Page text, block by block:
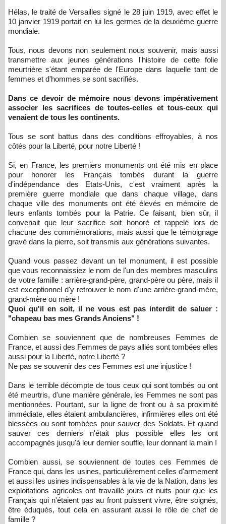
Hélas, le traité de Versailles signé le 28 juin 1919, avec effet le
10 janvier 1919 portait en lui les germes de la deuxième guerre
mondiale.
Tous, nous devons non seulement nous souvenir, mais aussi
transmettre aux jeunes générations l'histoire de cette folie
meurtrière s'étant emparée de l'Europe dans laquelle tant de
femmes et d'hommes se sont sacrifiés.
Dans ce devoir de mémoire nous devons impérativement
associer les sacrifices de toutes-celles et tous-ceux qui
venaient de tous les continents.
Tous se sont battus dans des conditions effroyables, à nos
côtés pour la Liberté, pour notre Liberté !
Si, en France, les premiers monuments ont été mis en place
pour honorer les Français tombés durant la guerre
d'indépendance des Etats-Unis, c'est vraiment après la
première guerre mondiale que dans chaque village, dans
chaque ville des monuments ont été élevés en mémoire de
leurs enfants tombés pour la Patrie. Ce faisant, bien sûr, il
convenait que leur sacrifice soit honoré et rappelé lors de
chacune des commémorations, mais aussi que le témoignage
gravé dans la pierre, soit transmis aux générations suivantes.
Quand vous passez devant un tel monument, il est possible
que vous reconnaissiez le nom de l'un des membres masculins
de votre famille : arrière-grand-père, grand-père ou père, mais il
est exceptionnel d'y retrouver le nom d'une arrière-grand-mère,
grand-mère ou mère !
Quoi qu'il en soit, il ne vous est pas interdit de saluer :
"chapeau bas mes Grands Anciens" !
Combien se souviennent que de nombreuses Femmes de
France, et aussi des Femmes de pays alliés sont tombées elles
aussi pour la Liberté, notre Liberté ?
Ne pas se souvenir des ces Femmes est une injustice !
Dans le terrible décompte de tous ceux qui sont tombés ou ont
été meurtris, d'une manière générale, les Femmes ne sont pas
mentionnées. Pourtant, sur la ligne de front ou à sa proximité
immédiate, elles étaient ambulancières, infirmières elles ont été
blessées ou sont tombées pour sauver des Soldats. Et quand
sauver ces derniers n'était plus possible elles les ont
accompagnés jusqu'à leur dernier souffle, leur donnant la main !
Combien aussi, se souviennent de toutes ces Femmes de
France qui, dans les usines, particulièrement celles d'armement
et aussi les usines indispensables à la vie de la Nation, dans les
exploitations agricoles ont travaillé jours et nuits pour que les
Français qui n'étaient pas au front puissent vivre, être soignés,
être éduqués, tout cela en assurant aussi le rôle de chef de
famille ?